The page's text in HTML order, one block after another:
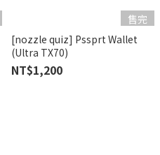
售完
[nozzle quiz] Pssprt Wallet
(Ultra TX70)
NT$1,200